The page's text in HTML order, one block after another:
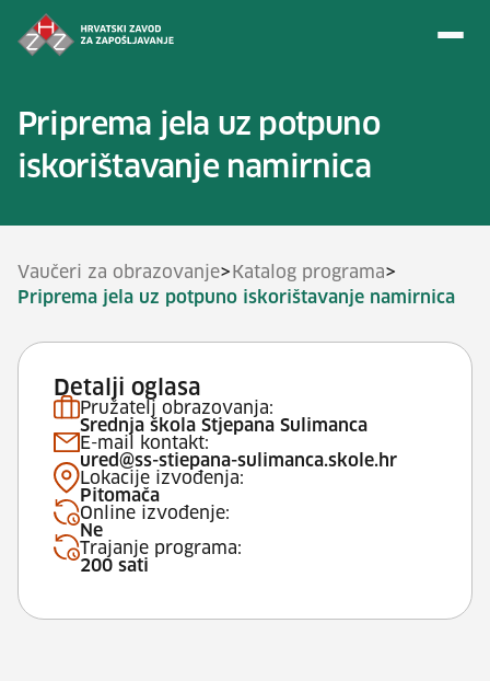
Priprema jela uz potpuno
iskorištavanje namirnica
Vaučeri za obrazovanje> Katalog programa>
Priprema jela uz potpuno iskorištavanje namirnica
Detalji oglasa
Pružatelj obrazovanja:
Srednja škola Stjepana Sulimanca
E-mail kontakt:
ured@ss-stiepana-sulimanca.skole.hr
Lokacije izvođenja:
Pitomača
Online izvođenje:
Ne
Trajanje programa:
200 sati